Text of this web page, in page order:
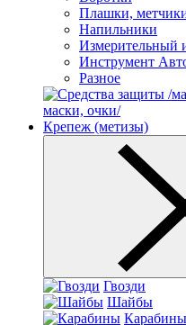
Плашки,
Напильники
Измерительный
Инструмент
Разное
маски, очки/
Крепеж (метизы)
Гвозди
Шайбы
Карабины